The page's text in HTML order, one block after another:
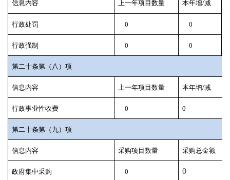
信息内容 上一年项目数量 本年增/减
行政处罚 0 0
行政强制 0 0
第二十条第（八）项
信息内容 上一年项目数量 本年增/减
行政事业性收费 0 0
第二十条第（九）项
信息内容 采购项目数量 采购总金额
政府集中采购 0 0